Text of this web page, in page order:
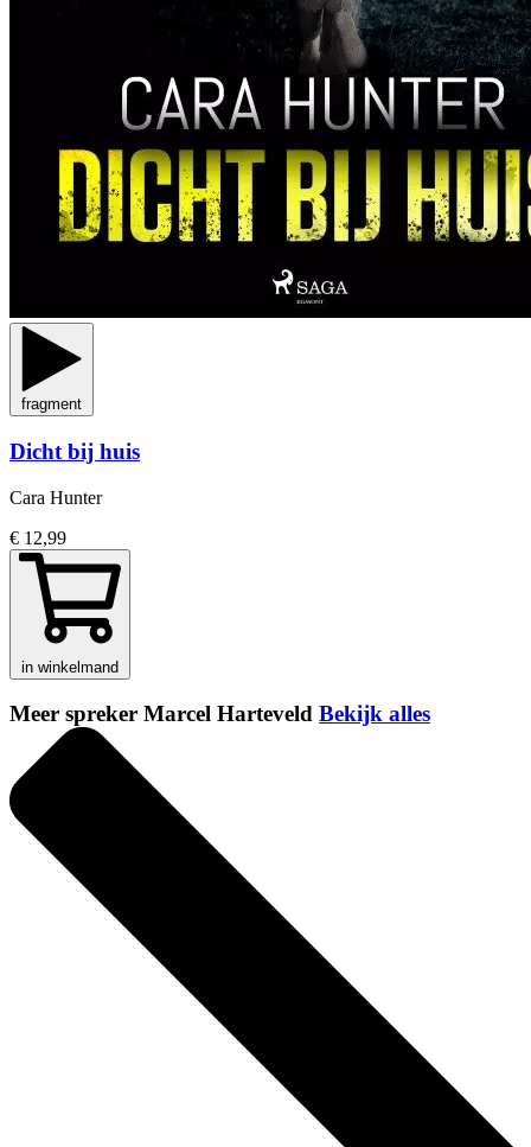
fragment
Dicht bij huis
Cara Hunter
€ 12,99
in winkelmand
Meer spreker Marcel Harteveld Bekijk alles